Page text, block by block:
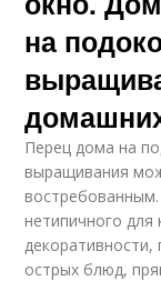
на
Перец дома на
выращивания
нетипичного для
острых блюд,